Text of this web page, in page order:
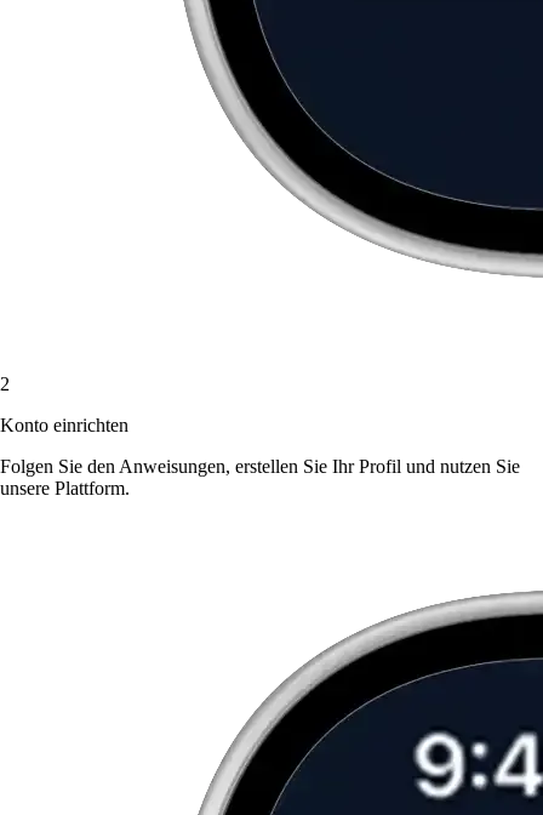
2
Konto einrichten
Folgen Sie den Anweisungen, erstellen Sie Ihr Profil und nutzen Sie
unsere Plattform.